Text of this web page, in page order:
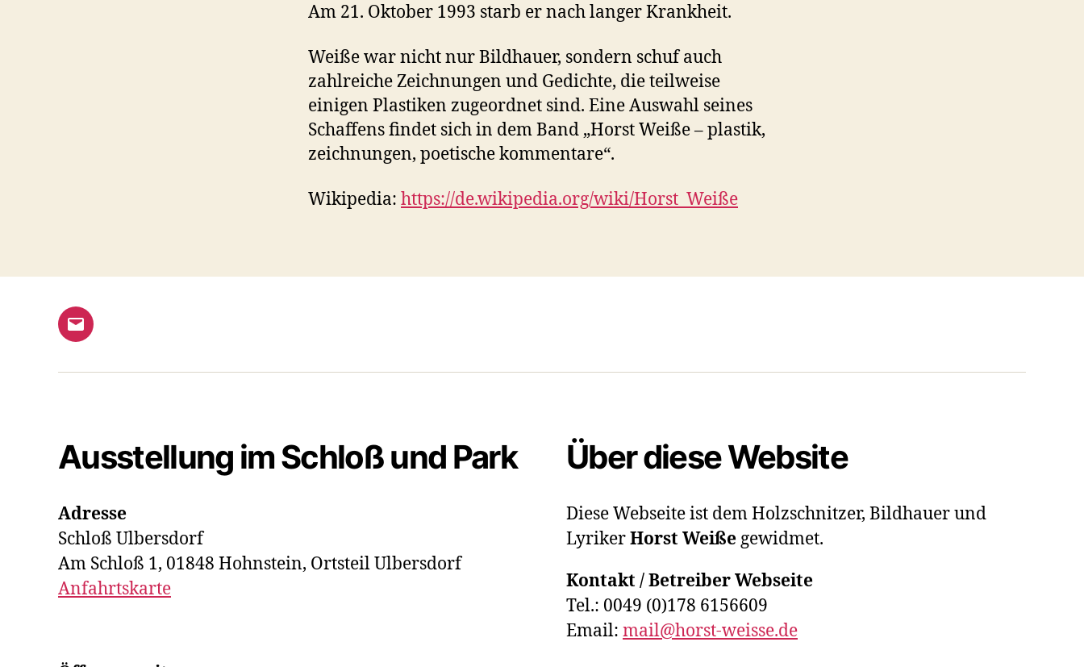
Am 21. Oktober 1993 starb er nach langer Krankheit.
Weiße war nicht nur Bildhauer, sondern schuf auch
zahlreiche Zeichnungen und Gedichte, die teilweise
einigen Plastiken zugeordnet sind. Eine Auswahl seines
Schaffens findet sich in dem Band „Horst Weiße – plastik,
zeichnungen, poetische kommentare“.
Wikipedia: https://de.wikipedia.org/wiki/Horst_Weiße
E-
Ausstellung im Schloß und Park
Adresse
Schloß Ulbersdorf
Am Schloß 1, 01848 Hohnstein, Ortsteil Ulbersdorf
Anfahrtskarte
Über diese Website
Diese Webseite ist dem Holzschnitzer, Bildhauer und
LyrikerHorst Weiße gewidmet.
Kontakt / Betreiber Webseite
Tel.: 0049 (0)178 6156609
Email: mail@horst-weisse.de